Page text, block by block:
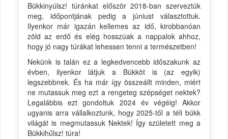
Bükkinyúlsz! túránkat először 2018-ban szerveztük
meg, időpontjának pedig a júniust választottuk.
Ilyenkor már igazán kellemes az idő, kirobbanóan
zöld az erdő és elég hosszúak a nappalok ahhoz,
hogy jó nagy túrákat lehessen tenni a természetben!
Nekünk is talán ez a legkedvencebb időszakunk az
évben, ilyenkor látjuk a Bükköt is (az egyik)
legszebbnek. És ha már így összeállt minden, miért
ne mutassuk meg ezt a rengeteg szépséget nektek?
Legalábbis ezt gondoltuk 2024 év végéig! Akkor
ugyanis arra vállalkoztunk, hogy 2025-től a téli bükk
világát is megmutassuk Nektek! Így született meg a
Bükkihűlsz! túra!